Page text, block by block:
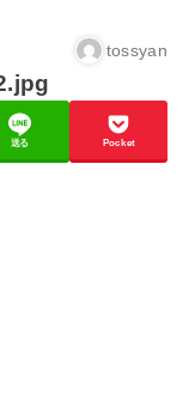
tossyan
送る Pocket